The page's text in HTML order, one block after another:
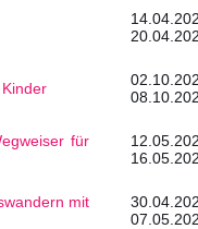
für
mit